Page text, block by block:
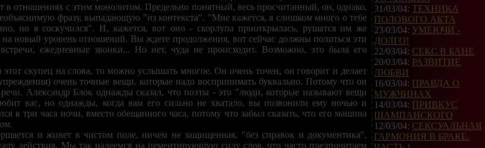
в отношениях с этим монолитом. Предельно понятный, весь просчитанный, он, однако,
фразу, выпадающую "из контекста". "Мне кажется, я слишком много о тебе
но я соскучился". И, кажется, вот оно - скорлупа приоткрылась, рушатся им же
новый уровень отношений. Вы ждете продолжения, вот сейчас должны политься эти
ежедневные звонки... Но нет, чуда не происходит. Возможно, это была его
этот скупец на слова, то можно услышать многое. Он очень точен, он говорит и делает
очень точные вещи, которые надо воспринимать буквально. Потому что он
Александр Блок однажды сказал, что поэты - это "люди, которые называют вещи
вас, но однажды, когда вам его сильно не хватало, вы позвонили ему ночью и
в три часа ночи, вместо обещанного часа, потому что забыл сказать, что его машина
и живет в чистом поле, ничем не защищенная, "без справок и документика",
действия. Мы так надеемся на цементирующую силу слов, что часто предпочитаем
31/03/04: ТЕХНИКА
ПОЛОВОГО АКТА
23/03/04: УМЕЮЧИ -
ДОЛГО!
22/03/04: СЕКС В БАНЕ
20/03/04: РАЗВИТИЕ
ЛЮБВИ
16/03/04: ПРАВДА О
МУЖЧИНАХ
14/03/04: ПРИВКУС
ШАМПАНСКОГО
12/03/04: СЕКСУАЛЬНАЯ
ГАРМОНИЯ В БРАКЕ.